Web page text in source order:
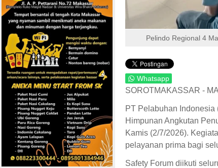
Pelindo Regional 4
Whatsapp
SOROTMAKASSAR -
PT Pelabuhan Indonesia
Himpunan Angkutan
Kamis (2/7/2026).
pelayanan prima bagi
Safety Forum diikuti